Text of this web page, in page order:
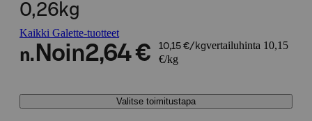
0,26kg
Kaikki Galette-tuotteet
n. Noin2,64 € 10,15 €/kgvertailuhinta 10,15
€/kg
Valitse toimitustapa